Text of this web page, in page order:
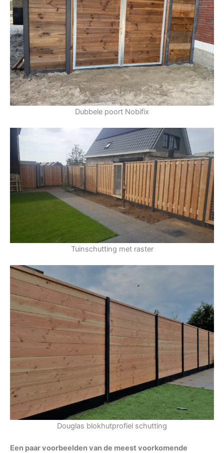
Dubbele poort Nobifix
Tuinschutting met raster
Douglas blokhutprofiel schutting
Een paar voorbeelden van de meest voorkomende